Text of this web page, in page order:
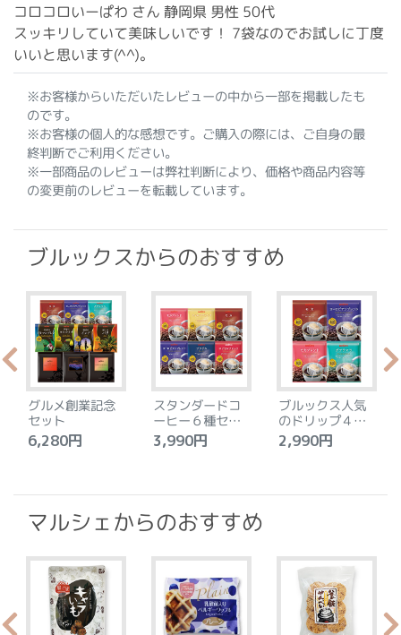
コロコロいーぱわ さん 静岡県 男性 50代
スッキリしていて美味しいです！ 7袋なのでお試しに丁度
いいと思います(^^)。
※お客様からいただいたレビューの中から一部を掲載したも
のです。
※お客様の個人的な感想です。ご購入の際には、ご自身の最
終判断でご利用ください。
※一部商品のレビューは弊社判断により、価格や商品内容等
の変更前のレビューを転載しています。
ブルックスからのおすすめ
グルメ創業記念
セット
6,280円
スタンダードコ
ーヒー６種セッ
ト
3,990円
ブルックス人気
のドリップ４種
セット
2,990円
マルシェからのおすすめ